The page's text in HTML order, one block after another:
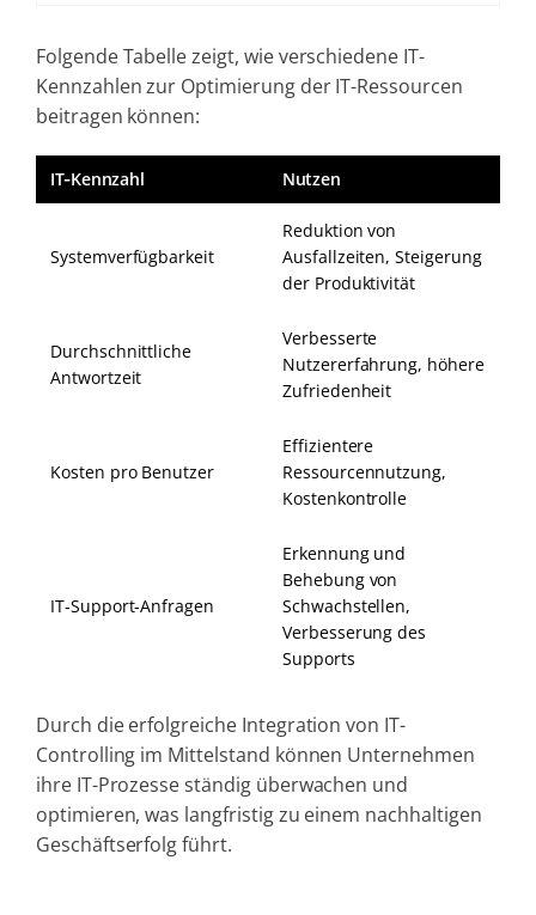
Folgende Tabelle zeigt, wie verschiedene IT-
Kennzahlen zur Optimierung der IT-Ressourcen
beitragen können:
IT‑Kennzahl Nutzen
Systemverfügbarkeit
Reduktion von
Ausfallzeiten, Steigerung
der Produktivität
Durchschnittliche
Antwortzeit
Verbesserte
Nutzererfahrung, höhere
Zufriedenheit
Kosten pro Benutzer
Effizientere
Ressourcennutzung,
Kostenkontrolle
IT‑Support‑Anfragen
Erkennung und
Behebung von
Schwachstellen,
Verbesserung des
Supports
Durch die erfolgreiche Integration von IT-
Controlling im Mittelstand können Unternehmen
ihre IT-Prozesse ständig überwachen und
optimieren, was langfristig zu einem nachhaltigen
Geschäftserfolg führt.